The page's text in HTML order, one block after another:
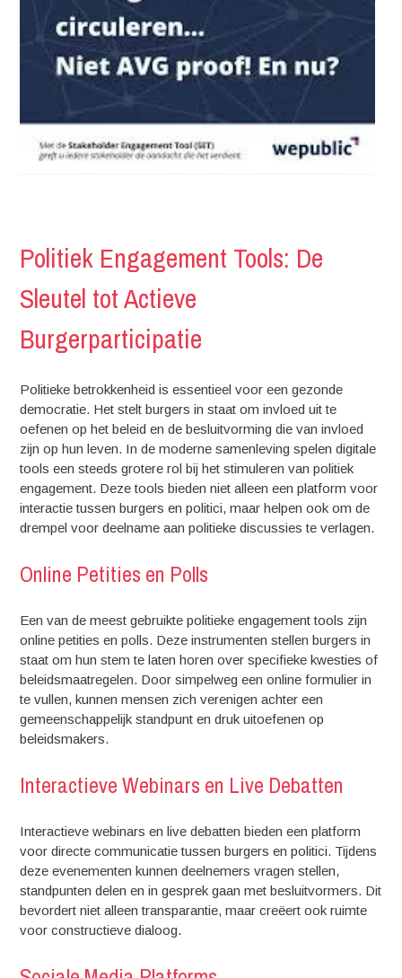
Politiek Engagement Tools: De
Sleutel tot Actieve
Burgerparticipatie
Politieke betrokkenheid is essentieel voor een gezonde
democratie. Het stelt burgers in staat om invloed uit te
oefenen op het beleid en de besluitvorming die van invloed
zijn op hun leven. In de moderne samenleving spelen digitale
tools een steeds grotere rol bij het stimuleren van politiek
engagement. Deze tools bieden niet alleen een platform voor
interactie tussen burgers en politici, maar helpen ook om de
drempel voor deelname aan politieke discussies te verlagen.
Online Petities en Polls
Een van de meest gebruikte politieke engagement tools zijn
online petities en polls. Deze instrumenten stellen burgers in
staat om hun stem te laten horen over specifieke kwesties of
beleidsmaatregelen. Door simpelweg een online formulier in
te vullen, kunnen mensen zich verenigen achter een
gemeenschappelijk standpunt en druk uitoefenen op
beleidsmakers.
Interactieve Webinars en Live Debatten
Interactieve webinars en live debatten bieden een platform
voor directe communicatie tussen burgers en politici. Tijdens
deze evenementen kunnen deelnemers vragen stellen,
standpunten delen en in gesprek gaan met besluitvormers. Dit
bevordert niet alleen transparantie, maar creëert ook ruimte
voor constructieve dialoog.